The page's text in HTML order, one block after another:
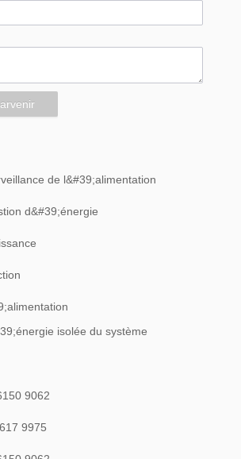
de l&#39;alimentation
d&#39;énergie
isolée du système
9062
9975